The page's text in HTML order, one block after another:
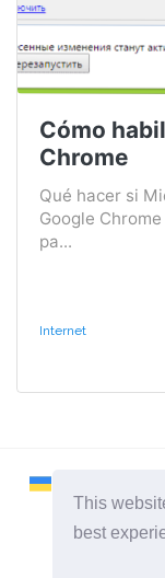
This
best
Cómo
Chrome
Qué hacer si
Google
pa...
Internet